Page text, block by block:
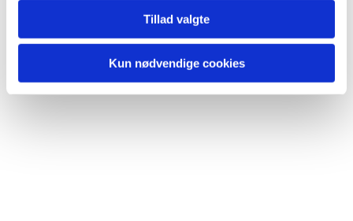
Tillad valgte
Kun nødvendige cookies